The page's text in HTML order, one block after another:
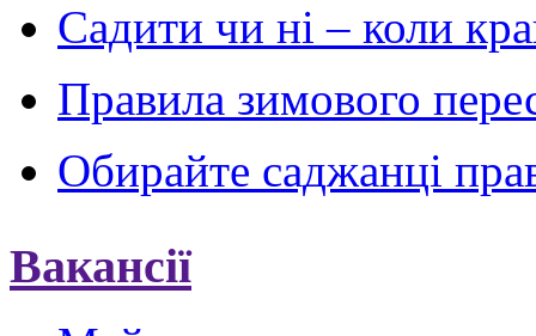
Садити чи ні – коли
Правила зимового
Обирайте саджанці
Вакансії